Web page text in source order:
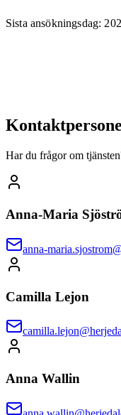
Sista ansökningsdag:
Har du frågor om
Anna-Maria
anna-
Camilla Lejon
Anna Wallin